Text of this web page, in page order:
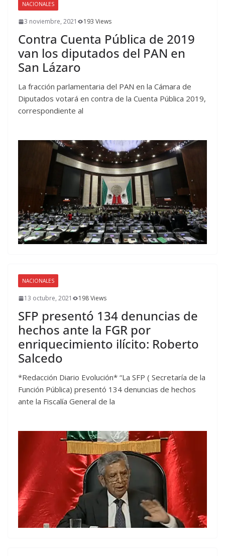
NACIONALES
3 noviembre, 2021 193 Views
Contra Cuenta Pública de 2019
van los diputados del PAN en
San Lázaro
La fracción parlamentaria del PAN en la Cámara de
Diputados votará en contra de la Cuenta Pública 2019,
correspondiente al
NACIONALES
13 octubre, 2021 198 Views
SFP presentó 134 denuncias de
hechos ante la FGR por
enriquecimiento ilícito: Roberto
Salcedo
*Redacción Diario Evolución* “La SFP ( Secretaría de la
Función Pública) presentó 134 denuncias de hechos
ante la Fiscalía General de la